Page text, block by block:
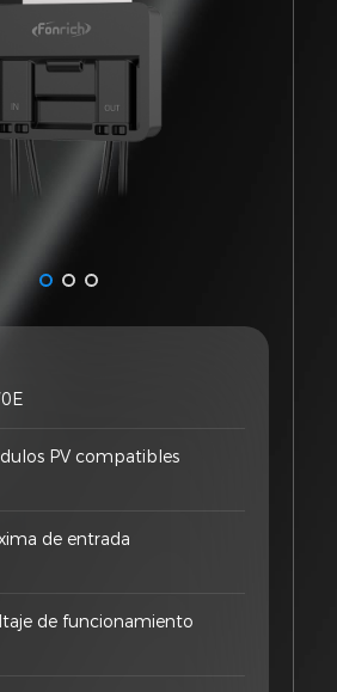
PV compatibles
de entrada
de funcionamiento